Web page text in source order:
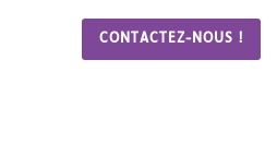
CONTACTEZ-NOUS !